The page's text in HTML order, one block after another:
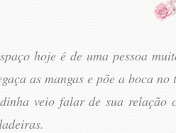
hoje é de uma pessoa
as mangas e põe a boca no
veio falar de sua relação